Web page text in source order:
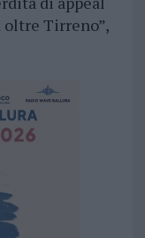
oltre Tirreno”,